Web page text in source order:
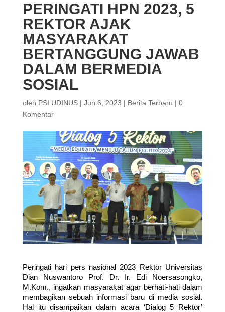
PERINGATI HPN 2023, 5
REKTOR AJAK
MASYARAKAT
BERTANGGUNG JAWAB
DALAM BERMEDIA
SOSIAL
oleh PSI UDINUS| Jun 6, 2023 | Berita Terbaru | 0
Komentar
Peringati hari pers nasional 2023 Rektor Universitas
Dian Nuswantoro Prof. Dr. Ir. Edi Noersasongko,
M.Kom., ingatkan masyarakat agar berhati-hati dalam
membagikan sebuah informasi baru di media sosial.
Hal itu disampaikan dalam acara ‘Dialog 5 Rektor’